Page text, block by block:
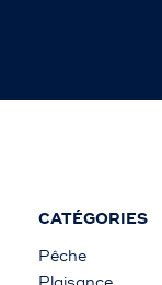
CATÉGORIES
Pêche